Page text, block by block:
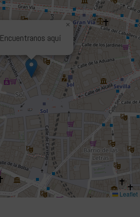
Encuentranos aquí
×
Leaflet